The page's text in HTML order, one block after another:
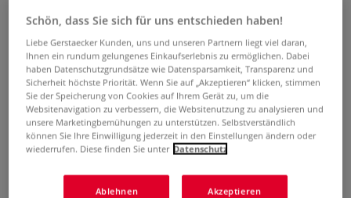
Schön, dass Sie sich für uns entschieden haben!
Liebe Gerstaecker Kunden, uns und unseren Partnern liegt viel daran,
Ihnen ein rundum gelungenes Einkaufserlebnis zu ermöglichen. Dabei
haben Datenschutzgrundsätze wie Datensparsamkeit, Transparenz und
Sicherheit höchste Priorität. Wenn Sie auf „Akzeptieren“ klicken, stimmen
Sie der Speicherung von Cookies auf Ihrem Gerät zu, um die
Websitenavigation zu verbessern, die Websitenutzung zu analysieren und
unsere Marketingbemühungen zu unterstützen. Selbstverständlich
können Sie Ihre Einwilligung jederzeit in den Einstellungen ändern oder
wiederrufen. Diese finden Sie unter Datenschutz
Ablehnen Akzeptieren